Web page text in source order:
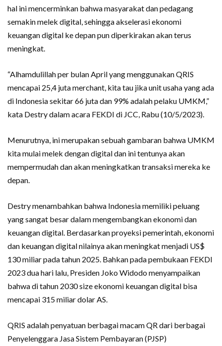
hal ini mencerminkan bahwa masyarakat dan pedagang
semakin melek digital, sehingga akselerasi ekonomi
keuangan digital ke depan pun diperkirakan akan terus
meningkat.
“Alhamdulillah per bulan April yang menggunakan QRIS
mencapai 25,4 juta merchant, kita tau jika unit usaha yang ada
di Indonesia sekitar 66 juta dan 99% adalah pelaku UMKM,”
kata Destry dalam acara FEKDI di JCC, Rabu (10/5/2023).
Menurutnya, ini merupakan sebuah gambaran bahwa UMKM
kita mulai melek dengan digital dan ini tentunya akan
mempermudah dan akan meningkatkan transaksi mereka ke
depan.
Destry menambahkan bahwa Indonesia memiliki peluang
yang sangat besar dalam mengembangkan ekonomi dan
keuangan digital. Berdasarkan proyeksi pemerintah, ekonomi
dan keuangan digital nilainya akan meningkat menjadi US$
130 miliar pada tahun 2025. Bahkan pada pembukaan FEKDI
2023 dua hari lalu, Presiden Joko Widodo menyampaikan
bahwa di tahun 2030 size ekonomi keuangan digital bisa
mencapai 315 miliar dolar AS.
QRIS adalah penyatuan berbagai macam QR dari berbagai
Penyelenggara Jasa Sistem Pembayaran (PJSP)